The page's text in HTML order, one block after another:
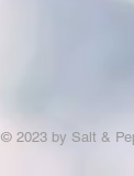
© 2023 by Salt &